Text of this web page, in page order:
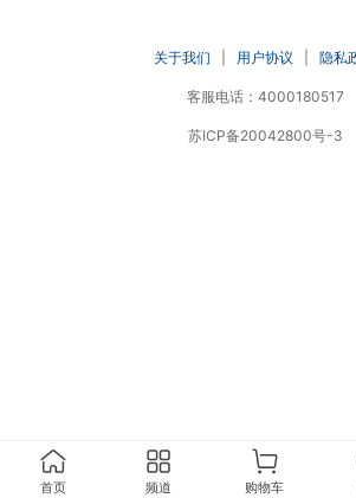
关于我们 用户协议 隐私
客服电话：4000180517
苏ICP备20042800号-3
首页 频道 购物车